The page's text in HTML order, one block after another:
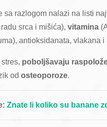
sa razlogom nalazi na listi
srca i mišića), vitamina
antioksidanata, vlakana
poboljšavaju
od osteoporoze.
Znate li koliko su banane